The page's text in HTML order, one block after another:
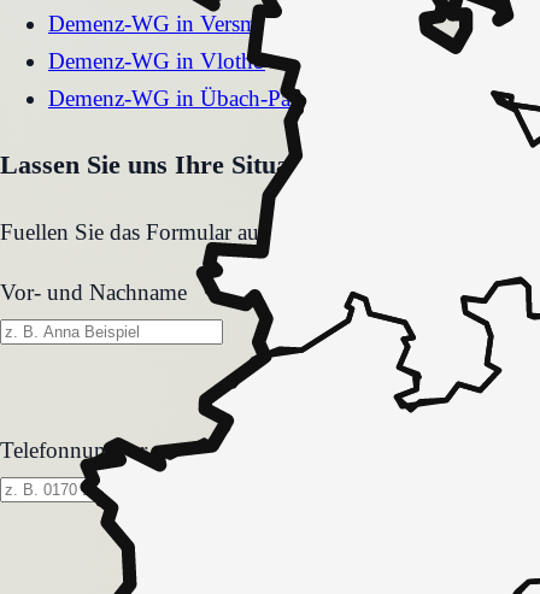
Demenz-WG in Versmold
Demenz-WG in Vlotho
Demenz-WG in Übach-Palenberg
Lassen Sie uns Ihre Situation gemeinsam
Fuellen Sie das Formular aus. Wir melden uns zeitnah
Vor- und Nachname
Telefonnummer